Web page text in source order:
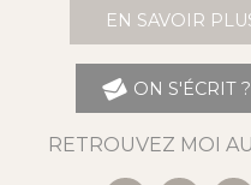
EN SAVOIR
ON S'ÉCRIT ?
RETROUVEZ MOI